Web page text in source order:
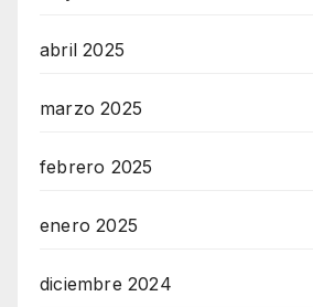
abril 2025
marzo 2025
febrero 2025
enero 2025
diciembre 2024